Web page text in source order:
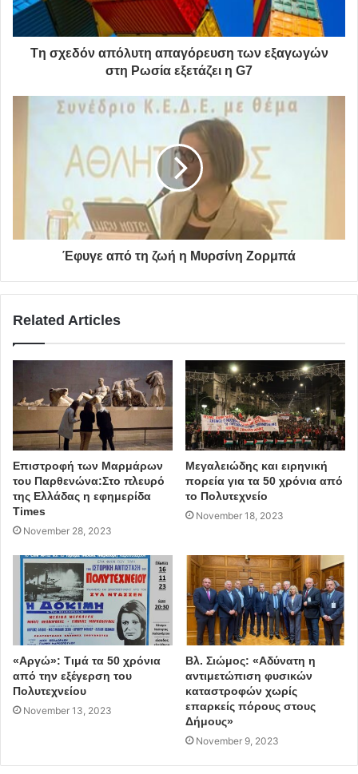
Tη σχεδόν απόλυτη απαγόρευση των εξαγωγών
στη Ρωσία εξετάζει η G7
Έφυγε από τη ζωή η Μυρσίνη Ζορμπά
Related Articles
Επιστροφή των Μαρμάρων
του Παρθενώνα:Στο πλευρό
της Ελλάδας η εφημερίδα
Times
November 28, 2023
Μεγαλειώδης και ειρηνική
πορεία για τα 50 χρόνια από
το Πολυτεχνείο
November 18, 2023
«Αργώ»: Τιμά τα 50 χρόνια
από την εξέγερση του
Πολυτεχνείου
November 13, 2023
Βλ. Σιώμος: «Αδύνατη η
αντιμετώπιση φυσικών
καταστροφών χωρίς
επαρκείς πόρους στους
Δήμους»
November 9, 2023